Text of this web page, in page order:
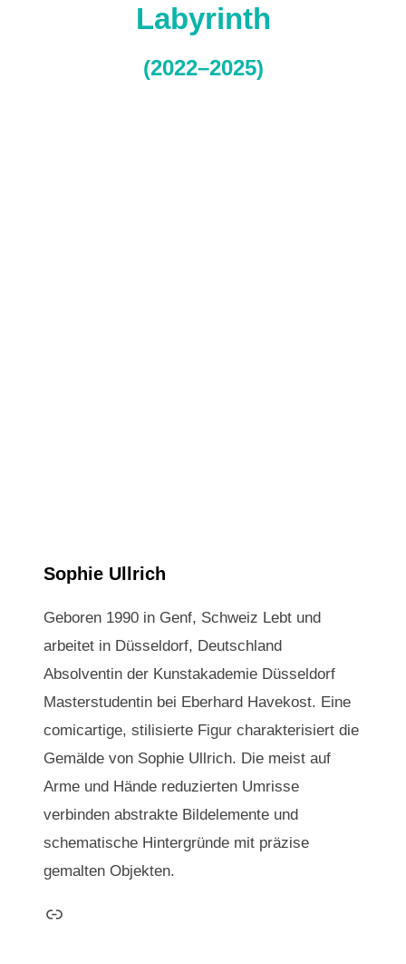
Labyrinth
(2022–2025)
Sophie Ullrich
Geboren 1990 in Genf, Schweiz Lebt und
arbeitet in Düsseldorf, Deutschland
Absolventin der Kunstakademie Düsseldorf
Masterstudentin bei Eberhard Havekost. Eine
comicartige, stilisierte Figur charakterisiert die
Gemälde von Sophie Ullrich. Die meist auf
Arme und Hände reduzierten Umrisse
verbinden abstrakte Bildelemente und
schematische Hintergründe mit präzise
gemalten Objekten.
Link